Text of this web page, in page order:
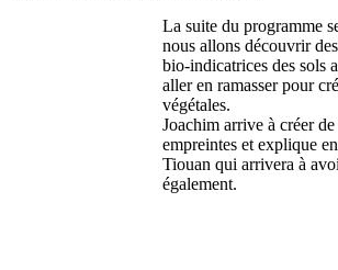
La suite du programme
nous allons découvrir
bio-indicatrices des sols
aller en ramasser pour
végétales.
Joachim arrive à créer
empreintes et explique
Tiouan qui arrivera à
également.